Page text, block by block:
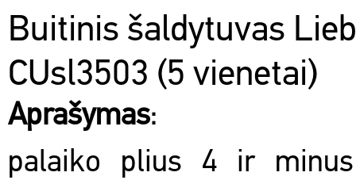
Buitinis šaldytuvas
CUsl3503 (5 vienetai)
Aprašymas:
palaiko plius 4 ir